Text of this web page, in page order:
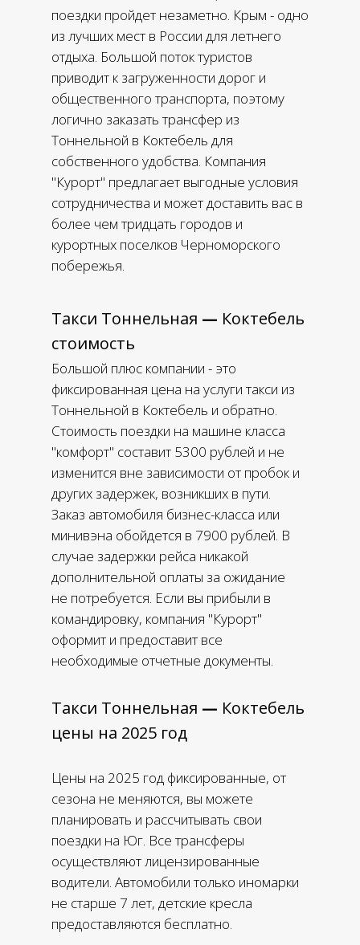
Такси Тоннельная — Коктебель
стоимость
Такси Тоннельная — Коктебель
цены на 2025 год
поездки пройдет незаметно. Крым - одно
из лучших мест в России для летнего
отдыха. Большой поток туристов
приводит к загруженности дорог и
общественного транспорта, поэтому
логично заказать трансфер из
Тоннельной в Коктебель для
собственного удобства. Компания
"Курорт" предлагает выгодные условия
сотрудничества и может доставить вас в
более чем тридцать городов и
курортных поселков Черноморского
побережья.
Большой плюс компании - это
фиксированная цена на услуги такси из
Тоннельной в Коктебель и обратно.
Стоимость поездки на машине класса
"комфорт" составит 5300 рублей и не
изменится вне зависимости от пробок и
других задержек, возникших в пути.
Заказ автомобиля бизнес-класса или
минивэна обойдется в 7900 рублей. В
случае задержки рейса никакой
дополнительной оплаты за ожидание
не потребуется. Если вы прибыли в
командировку, компания "Курорт"
оформит и предоставит все
необходимые отчетные документы.
Цены на 2025 год фиксированные, от
сезона не меняются, вы можете
планировать и рассчитывать свои
поездки на Юг. Все трансферы
осуществляют лицензированные
водители. Автомобили только иномарки
не старше 7 лет, детские кресла
предоставляются бесплатно.